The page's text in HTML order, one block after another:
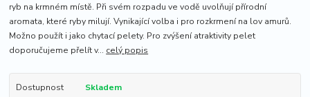
ryb na krmném místě. Při svém rozpadu ve vodě uvolňují přírodní
aromata, které ryby milují. Vynikající volba i pro rozkrmení na lov amurů.
Možno použít i jako chytací pelety. Pro zvýšení atraktivity pelet
doporučujeme přelít v... celý popis
Dostupnost
Skladem